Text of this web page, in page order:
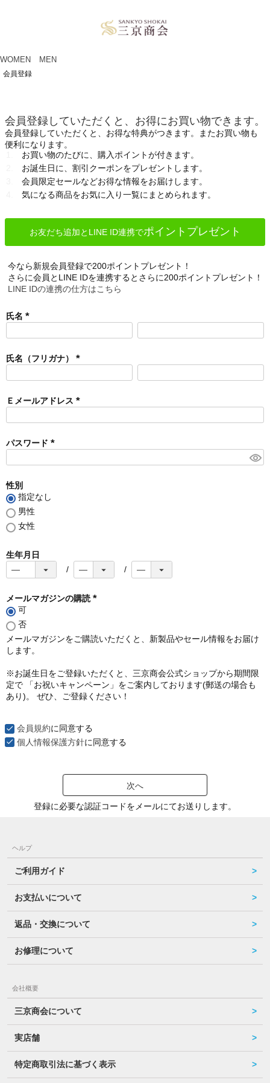
WOMEN MEN
会員登録
会員登録していただくと、お得にお買い物できます。
会員登録していただくと、お得な特典がつきます。またお買い物も
便利になります。
お買い物のたびに、購入ポイントが付きます。
お誕生日に、割引クーポンをプレゼントします。
会員限定セールなどお得な情報をお届けします。
気になる商品をお気に入り一覧にまとめられます。
お友だち追加とLINE ID連携でポイントプレゼント
今なら新規会員登録で200ポイントプレゼント！
さらに会員とLINE IDを連携するとさらに200ポイントプレゼント！
LINE IDの連携の仕方はこちら
氏名
必
氏名（フリガナ）
必
Ｅメールアドレス
必
パスワード
必
性別
指定なし
男性
女性
生年月日
メールマガジンの購読
須
)
可
否
メールマガジンをご購読いただくと、新製品やセール情報をお届け
します。
※お誕生日をご登録いただくと、三京商会公式ショップから期間限
定で 「お祝いキャンペーン」をご案内しております(郵送の場合も
あり)。 ぜひ、ご登録ください！
会員規約に同意する
個人情報保護方針に同意する
次へ
登録に必要な認証コードをメールにてお送りします。
ヘルプ
ご利用ガイド
お支払いについて
返品・交換について
お修理について
会社概要
三京商会について
実店舗
特定商取引法に基づく表示